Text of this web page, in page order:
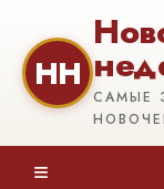
НН
САМЫЕ
≡